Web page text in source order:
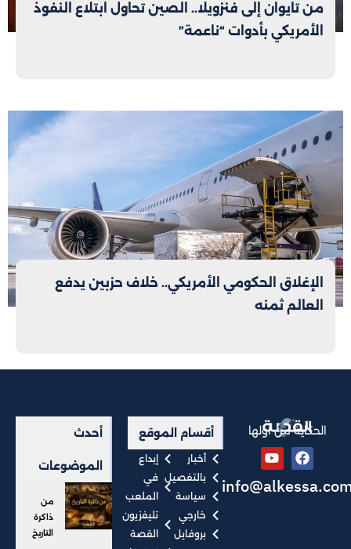
من تايوان إلى فنزويلا.. الصين تحاول ابتلاع النفوذ
الأمريكي بأدوات “ناعمة”
الإغلاق الحكومي الأمريكي.. خلاف حزبين يدفع
العالم ثمنه
الحكاية من أولها أقسام الموقع
أخبار
بالتفصيل
سياسة
خارجي
بروفايل
إبداع
في
الملعب
تليفزيون
القصة
أحدث
الموضوعات
من
ذاكرة
التاريخ